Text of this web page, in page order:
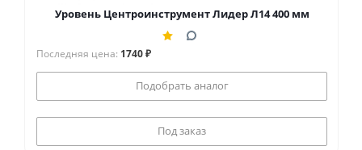
Уровень Центроинструмент Лидер Л14 400 мм
Последняя цена: 1740 ₽
Подобрать аналог
Под заказ